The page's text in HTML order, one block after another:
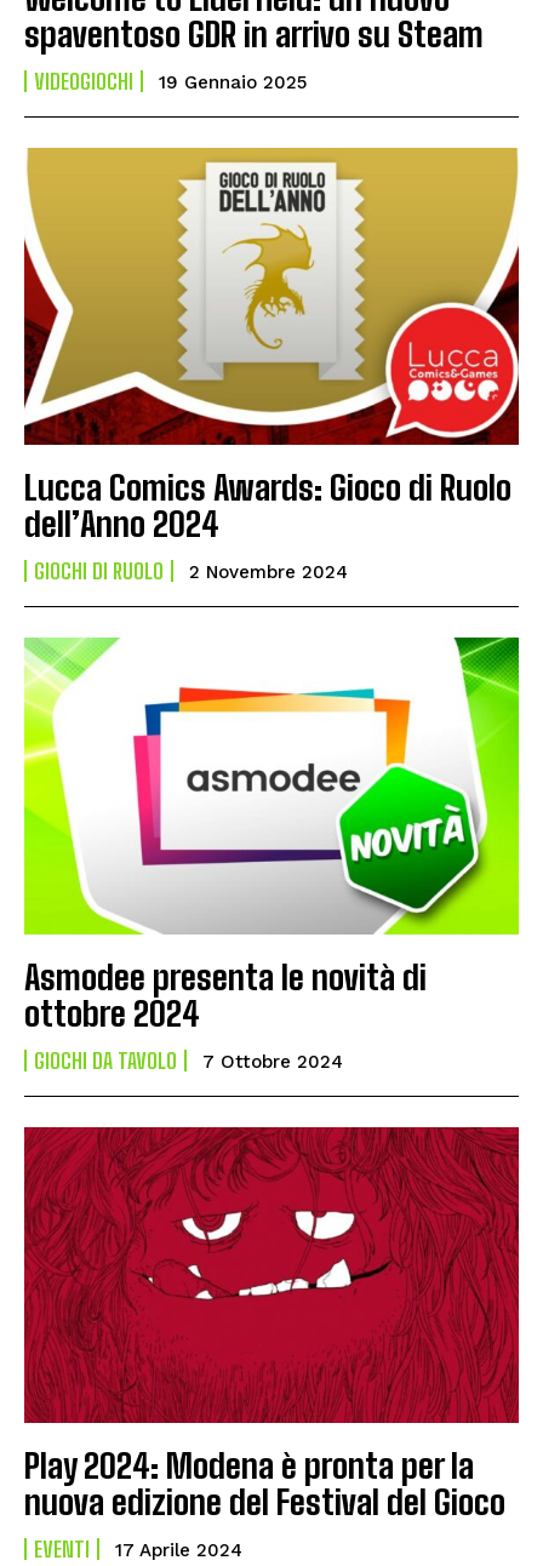
spaventoso GDR in arrivo su Steam
VIDEOGIOCHI 19 Gennaio 2025
Lucca Comics Awards: Gioco di Ruolo
dell’Anno 2024
GIOCHI DI RUOLO 2 Novembre 2024
Asmodee presenta le novità di
ottobre 2024
GIOCHI DA TAVOLO 7 Ottobre 2024
Play 2024: Modena è pronta per la
nuova edizione del Festival del Gioco
EVENTI 17 Aprile 2024